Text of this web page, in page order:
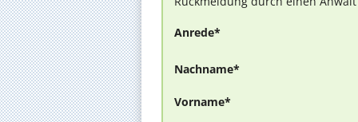
Anrede*
Nachname*
Vorname*